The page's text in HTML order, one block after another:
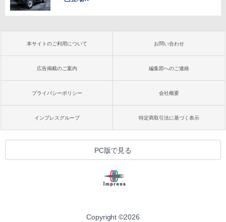
本サイトのご利用について お問い合わせ
広告掲載のご案内 編集部へのご連絡
プライバシーポリシー 会社概要
インプレスグループ 特定商取引法に基づく表示
PC版で見る
Copyright ©2026